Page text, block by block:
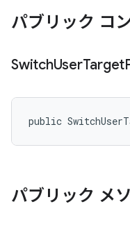
パブリック コ
SwitchUserTarget
public
パブリック メ